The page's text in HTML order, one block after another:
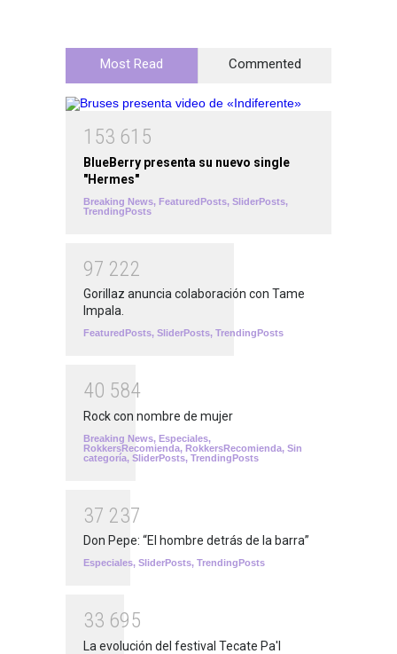
Most Read Commented
1 53 61 5
BlueBerry presenta su nuevo single
"Hermes"
Breaking News, FeaturedPosts, SliderPosts,
TrendingPosts
97 222
Gorillaz anuncia colaboración con Tame
Impala.
FeaturedPosts, SliderPosts, TrendingPosts
40 584
Rock con nombre de mujer
Breaking News, Especiales,
RokkersRecomienda, RokkersRecomienda, Sin
categoría, SliderPosts, TrendingPosts
37 237
Don Pepe: “El hombre detrás de la barra”
Especiales, SliderPosts, TrendingPosts
33 695
La evolución del festival Tecate Pa'l